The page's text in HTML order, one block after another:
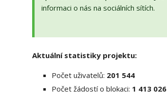
informaci o nás na sociálních sítích.
Aktuální statistiky projektu:
Počet uživatelů: 201 544
Počet žádostí o blokaci: 1 413 026